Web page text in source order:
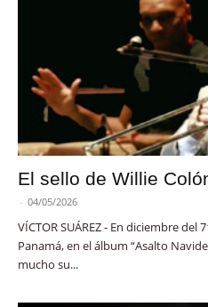
El sello de Willie
- 04/05/2026
VÍCTOR SUÁREZ - En diciembre
Panamá, en el álbum “Asalto
mucho su...